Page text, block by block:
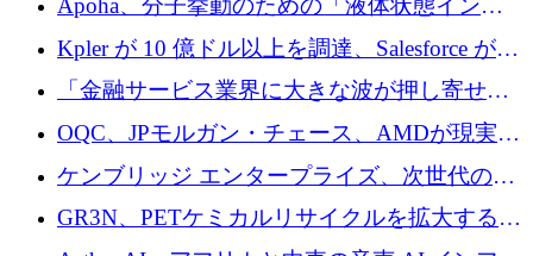
の資本シフトを呼びかけ
Apoha、分子挙動のための「液体状態インテ
リジェンス」を構築するために3,600万ドルを
かけてステルス状態から出現
Kpler が 10 億ドル以上を調達、Salesforce が
Contentful を買収、Built in Europe キャンペー
ンを開始
「金融サービス業界に大きな波が押し寄せて
いる」と「欧州初のAIネイティブ銀行」のボ
スが語る
OQC、JPモルガン・チェース、AMDが現実世
界のフィンテック・アプリケーションを探索
するためにQuantum-AIデータセンターを立ち
上げ
ケンブリッジ エンタープライズ、次世代のデ
ィープテック創設者向けにロンドンの出発点
を構築
GR3N、PETケミカルリサイクルを拡大するた
めにシリーズBで1,550万ユーロを調達